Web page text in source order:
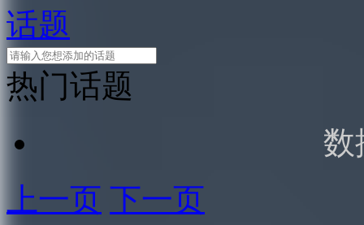
话题
热门话题
数
上一页 下一页